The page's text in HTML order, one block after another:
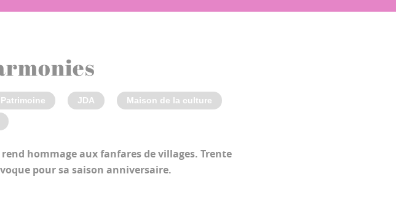
JDA Maison de la culture
hommage aux fanfares de villages. Trente
pour sa saison anniversaire.